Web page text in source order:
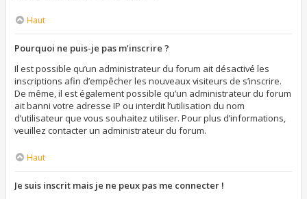
Haut
Pourquoi ne puis-je pas m’inscrire ?
Il est possible qu’un administrateur du forum ait désactivé les
inscriptions afin d’empêcher les nouveaux visiteurs de s’inscrire.
De même, il est également possible qu’un administrateur du forum
ait banni votre adresse IP ou interdit l’utilisation du nom
d’utilisateur que vous souhaitez utiliser. Pour plus d’informations,
veuillez contacter un administrateur du forum.
Haut
Je suis inscrit mais je ne peux pas me connecter !